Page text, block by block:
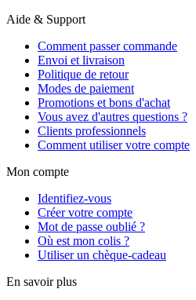
Aide & Support
Comment passer commande
Envoi et livraison
Politique de retour
Modes de paiement
Promotions et bons d'achat
Vous avez d'autres questions ?
Clients professionnels
Comment utiliser votre compte
Mon compte
Identifiez-vous
Créer votre compte
Mot de passe oublié ?
Où est mon colis ?
Utiliser un chèque-cadeau
En savoir plus